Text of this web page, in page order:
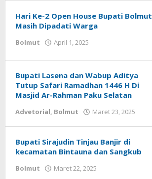
Hari Ke-2 Open House Bupati Bolmut
Masih Dipadati Warga
Bolmut April 1, 2025
Babay
Bupati Lasena dan Wabup Aditya
Tutup Safari Ramadhan 1446 H Di
Masjid Ar-Rahman Paku Selatan
Advetorial, Bolmut Maret 23, 2025
Bupati Sirajudin Tinjau Banjir di
kecamatan Bintauna dan Sangkub
Bolmut Maret 22, 2025